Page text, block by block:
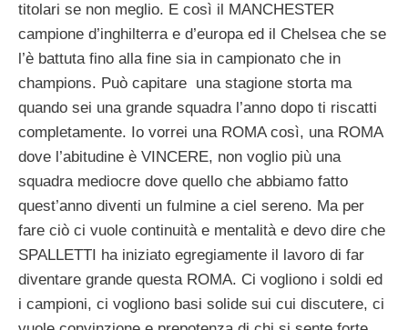
titolari se non meglio. E così il MANCHESTER
campione d’inghilterra e d’europa ed il Chelsea che se
l’è battuta fino alla fine sia in campionato che in
champions. Può capitare una stagione storta ma
quando sei una grande squadra l’anno dopo ti riscatti
completamente. Io vorrei una ROMA così, una ROMA
dove l’abitudine è VINCERE, non voglio più una
squadra mediocre dove quello che abbiamo fatto
quest’anno diventi un fulmine a ciel sereno. Ma per
fare ciò ci vuole continuità e mentalità e devo dire che
SPALLETTI ha iniziato egregiamente il lavoro di far
diventare grande questa ROMA. Ci vogliono i soldi ed
i campioni, ci vogliono basi solide sui cui discutere, ci